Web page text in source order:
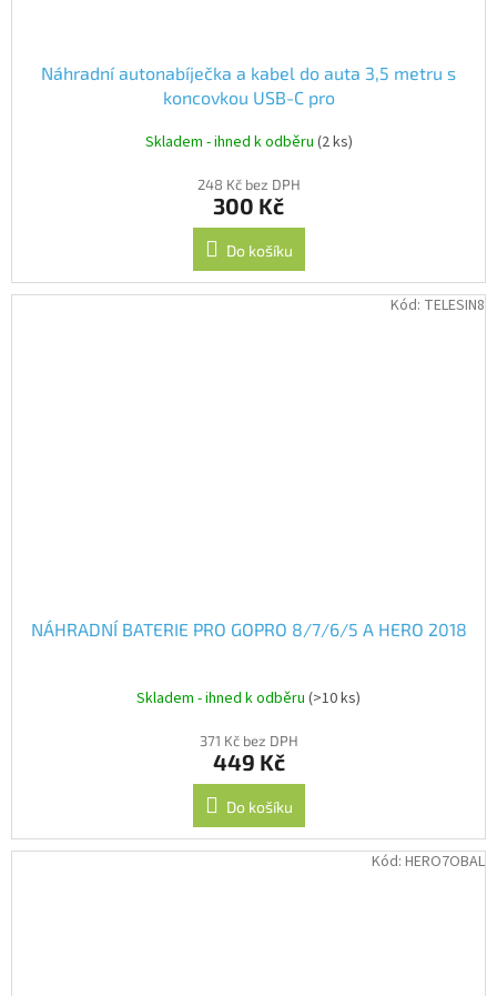
Náhradní autonabíječka a kabel do auta 3,5 metru s
koncovkou USB-C pro
Skladem - ihned k odběru (2 ks)
248 Kč bez DPH
300 Kč
Do košíku
NÁHRADNÍ BATERIE PRO GOPRO 8/7/6/5 A HERO 2018
Skladem - ihned k odběru (>10 ks)
371 Kč bez DPH
449 Kč
Do košíku
Kód: TELESIN8
Kód: HERO7OBAL